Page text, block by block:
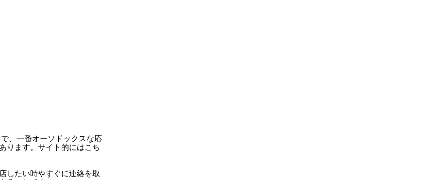
、一番オーソドックスな応
ります。サイト的にはこち
したい時やすぐに連絡を取